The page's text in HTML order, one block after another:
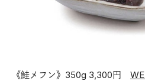
《鮭メフン》350g 3,300円